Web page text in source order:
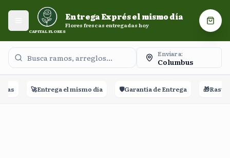
Entrega Exprés el mismo día. Flores frescas entregadas
Abrir menú
CAPITAL FLORES
Entrega Exprés el mismo día
Flores frescas entregadas hoy
Enviar a:
Columbus
🚀Entrega el mismo día 🛡️Garantía de Entrega 🎁